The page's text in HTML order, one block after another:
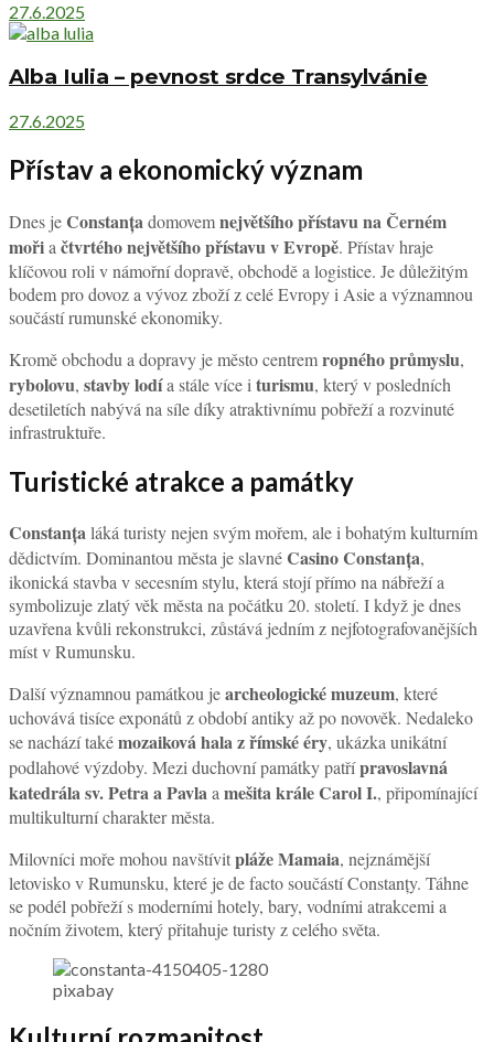
27.6.2025
Alba Iulia – pevnost srdce Transylvánie
27.6.2025
Přístav a ekonomický význam
Dnes jeConstanțadomovemnejvětšího přístavu na Černém
mořia čtvrtého největšího přístavu v Evropě. Přístav hraje
klíčovou roli v námořní dopravě, obchodě a logistice. Je důležitým
bodem pro dovoz a vývoz zboží z celé Evropy i Asie a významnou
součástí rumunské ekonomiky.
Kromě obchodu a dopravy je město centremropného průmyslu,
rybolovu, stavby lodía stále více i turismu, který v posledních
desetiletích nabývá na síle díky atraktivnímu pobřeží a rozvinuté
infrastruktuře.
Turistické atrakce a památky
Constanța láká turisty nejen svým mořem, ale i bohatým kulturním
dědictvím. Dominantou města je slavnéCasino Constanța,
ikonická stavba v secesním stylu, která stojí přímo na nábřeží a
symbolizuje zlatý věk města na počátku 20. století. I když je dnes
uzavřena kvůli rekonstrukci, zůstává jedním z nejfotografovanějších
míst v Rumunsku.
Další významnou památkou jearcheologické muzeum, které
uchovává tisíce exponátů z období antiky až po novověk. Nedaleko
se nachází takémozaiková hala z římské éry, ukázka unikátní
podlahové výzdoby. Mezi duchovní památky patřípravoslavná
katedrála sv. Petra a Pavla a mešita krále Carol I., připomínající
multikulturní charakter města.
Milovníci moře mohou navštívitpláže Mamaia, nejznámější
letovisko v Rumunsku, které je de facto součástí Constanțy. Táhne
se podél pobřeží s moderními hotely, bary, vodními atrakcemi a
nočním životem, který přitahuje turisty z celého světa.
pixabay